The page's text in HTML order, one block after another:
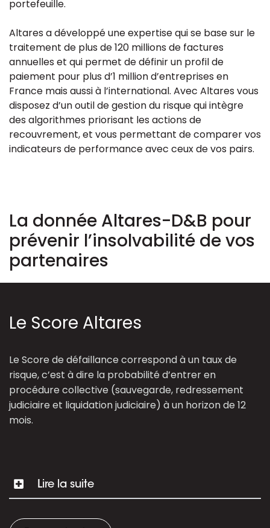
portefeuille.
Altares a développé une expertise qui se base sur le
traitement de plus de 120 millions de factures
annuelles et qui permet de définir un profil de
paiement pour plus d’1 million d’entreprises en
France mais aussi à l’international. Avec Altares vous
disposez d’un outil de gestion du risque qui intègre
des algorithmes priorisant les actions de
recouvrement, et vous permettant de comparer vos
indicateurs de performance avec ceux de vos pairs.
La donnée Altares-D&B pour
prévenir l’insolvabilité de vos
partenaires
Le Score Altares
Le Score de défaillance correspond à un taux de
risque, c’est à dire la probabilité d’entrer en
procédure collective (sauvegarde, redressement
judiciaire et liquidation judiciaire) à un horizon de 12
mois.
Lire la suite